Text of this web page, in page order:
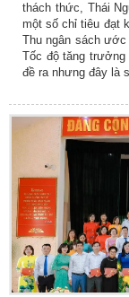
thách thức, Thái
một số chỉ tiêu đạt
Thu ngân sách ước
Tốc độ tăng
đề ra nhưng đây là